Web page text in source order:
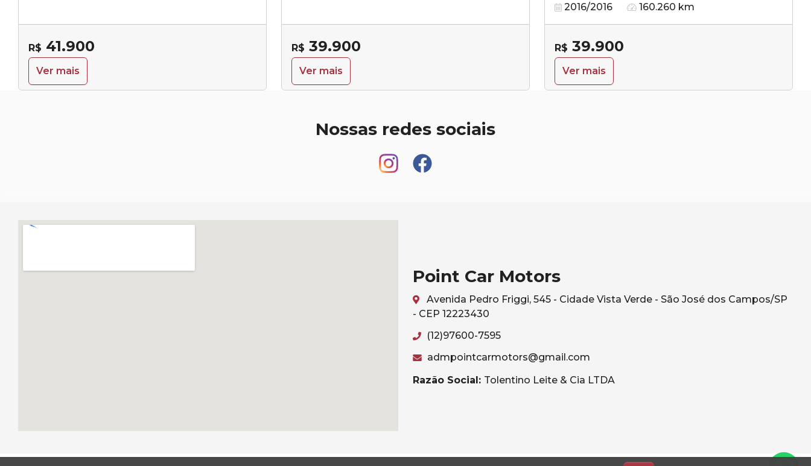
R$ 41.900
Ver mais
R$ 39.900
Ver mais
2016/2016 160.260 km
R$ 39.900
Ver mais
Nossas redes sociais
Point Car Motors
Avenida Pedro Friggi, 545 - Cidade Vista Verde - São José dos Campos/SP
- CEP 12223430
(12)97600-7595
admpointcarmotors@gmail.com
Razão Social: Tolentino Leite & Cia LTDA